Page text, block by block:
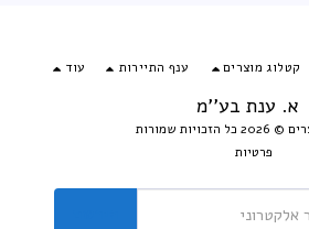
א. ענת בע''מ
שמורות
פרטיות
קטלוג מוצרים ענף התיירות עוד